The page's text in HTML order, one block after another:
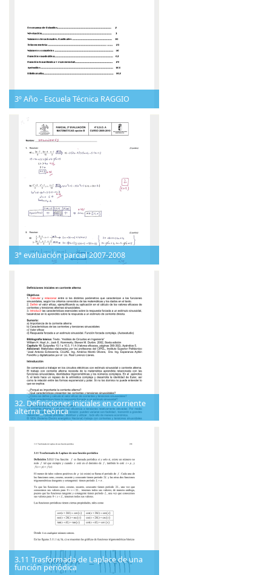
3º Año - Escuela Técnica RAGGIO
3ª evaluación parcial 2007-2008
32. Definiciones iniciales en corriente
alterna_teórica
3.11 Trasformada de Laplace de una
función periódica